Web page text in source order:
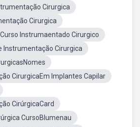
Cirurgica
Cirurgica
Instrumaentado Cirurgico
Instrumentação Cirurgica
CirurgicaEm Implantes Capilar
CirúrgicaCard
CursoBlumenau